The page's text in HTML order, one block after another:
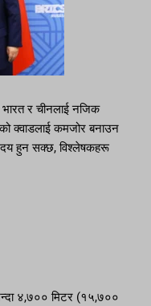
भारत र चीनलाई नजिक
क्वाडलाई कमजोर बनाउन
हुन सक्छ, विश्लेषकहरू
४,७०० मिटर (१५,७००